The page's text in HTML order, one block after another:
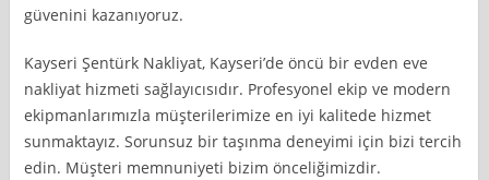
güvenini kazanıyoruz.
Kayseri Şentürk Nakliyat, Kayseri’de öncü bir evden eve
nakliyat hizmeti sağlayıcısıdır. Profesyonel ekip ve modern
ekipmanlarımızla müşterilerimize en iyi kalitede hizmet
sunmaktayız. Sorunsuz bir taşınma deneyimi için bizi tercih
edin. Müşteri memnuniyeti bizim önceliğimizdir.